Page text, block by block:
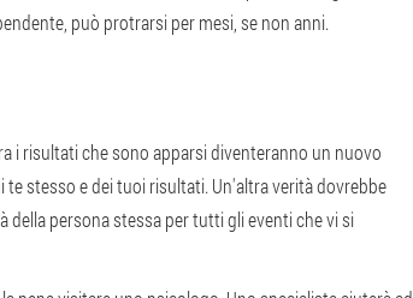
può protrarsi per mesi, se non anni.
i risultati che sono apparsi diventeranno un nuovo
stesso e dei tuoi risultati. Un'altra verità dovrebbe
della persona stessa per tutti gli eventi che vi si